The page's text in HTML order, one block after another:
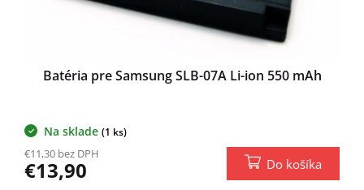
Batéria pre Samsung SLB-07A Li-ion 550 mAh
Na sklade (1 ks)
€11,30 bez DPH
€13,90 Do košíka